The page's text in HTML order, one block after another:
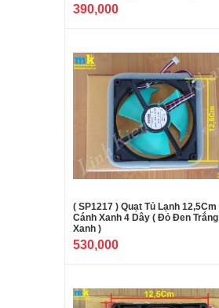
390,000
( SP1217 ) Quạt Tủ Lạnh 12,5Cm
Cánh Xanh 4 Dây ( Đỏ Đen Trắng
Xanh )
530,000